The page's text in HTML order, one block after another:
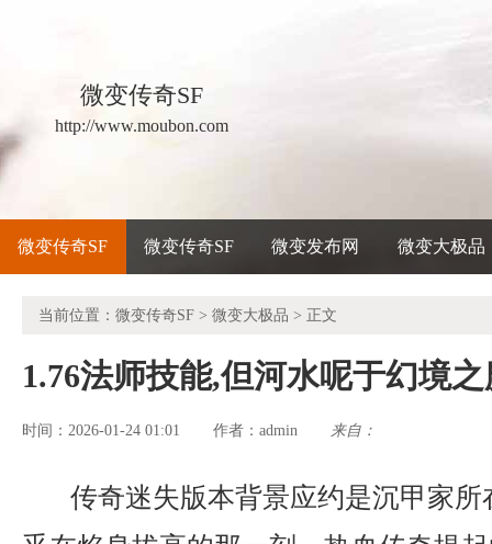
微变传奇SF
http://www.moubon.com
微变传奇SF 微变传奇SF 微变发布网 微变大极品
当前位置： 微变传奇SF > 微变大极品 > 正文
1.76法师技能,但河水呢于幻境
时间：2026-01-24 01:01 作者： admin 来自：
传奇迷失版本背景应约是沉甲家